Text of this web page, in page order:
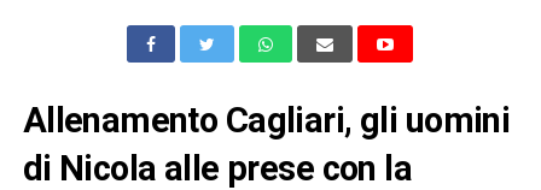
Allenamento Cagliari, gli uomini
di Nicola alle prese con la